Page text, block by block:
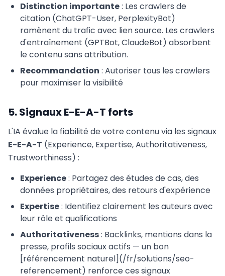
Distinction importante: Les crawlers de
citation (ChatGPT-User, PerplexityBot)
ramènent du trafic avec lien source. Les crawlers
d'entraînement (GPTBot, ClaudeBot) absorbent
le contenu sans attribution.
Recommandation : Autoriser tous les crawlers
pour maximiser la visibilité
5. Signaux E-E-A-T forts
L'IA évalue la fiabilité de votre contenu via les signaux
E-E-A-T (Experience, Expertise, Authoritativeness,
Trustworthiness) :
Experience: Partagez des études de cas, des
données propriétaires, des retours d'expérience
Expertise: Identifiez clairement les auteurs avec
leur rôle et qualifications
Authoritativeness: Backlinks, mentions dans la
presse, profils sociaux actifs — un bon
[référencement naturel](/fr/solutions/seo-
referencement) renforce ces signaux